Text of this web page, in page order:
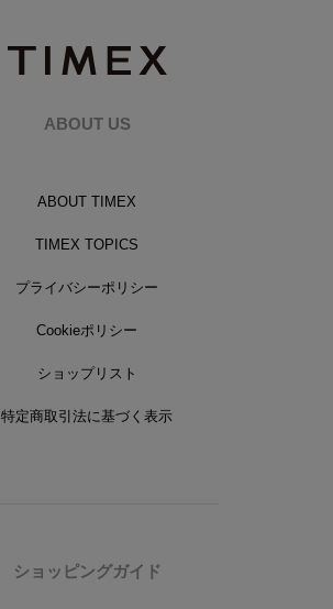
ABOUT US
ABOUT TIMEX
TIMEX TOPICS
プライバシーポリシー
Cookieポリシー
ショップリスト
特定商取引法に基づく表示
ショッピングガイド